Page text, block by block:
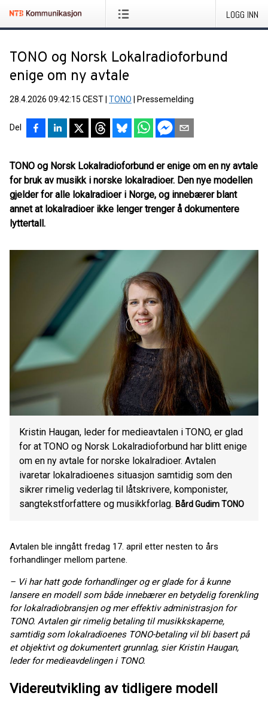
LOGG INN
TONO og Norsk Lokalradioforbund
enige om ny avtale
28.4.2026 09:42:15 CEST TONO Pressemelding
Del
TONO og Norsk Lokalradioforbund er enige om en ny avtale
for bruk av musikk i norske lokalradioer. Den nye modellen
gjelder for alle lokalradioer i Norge, og innebærer blant
annet at lokalradioer ikke lenger trenger å dokumentere
lyttertall.
Kristin Haugan, leder for medieavtalen i TONO, er glad
for at TONO og Norsk Lokalradioforbund har blitt enige
om en ny avtale for norske lokalradioer. Avtalen
ivaretar lokalradioenes situasjon samtidig som den
sikrer rimelig vederlag til låtskrivere, komponister,
sangtekstforfattere og musikkforlag. Bård GudimTONO
Avtalen ble inngått fredag 17. april etter nesten to års
forhandlinger mellom partene.
– Vi har hatt gode forhandlinger og er glade for å kunne
lansere en modell som både innebærer en betydelig forenkling
for lokalradiobransjen og mer effektiv administrasjon for
TONO. Avtalen gir rimelig betaling til musikkskaperne,
samtidig som lokalradioenes TONO-betaling vil bli basert på
et objektivt og dokumentert grunnlag, sier Kristin Haugan,
leder for medieavdelingen i TONO.
Videreutvikling av tidligere modell